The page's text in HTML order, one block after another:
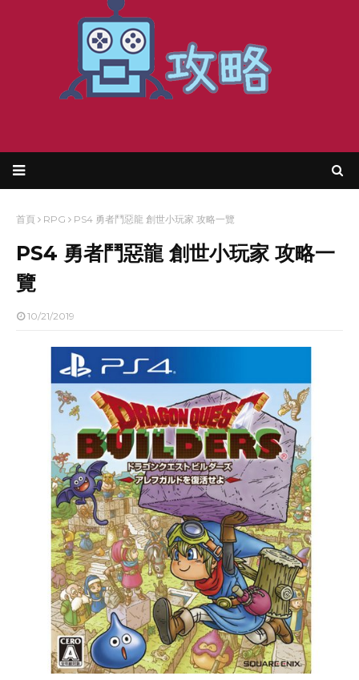
首頁 RPG PS4 勇者鬥惡龍 創世小玩家 攻略一覽
PS4 勇者鬥惡龍 創世小玩家 攻略一
覽
10/21/2019